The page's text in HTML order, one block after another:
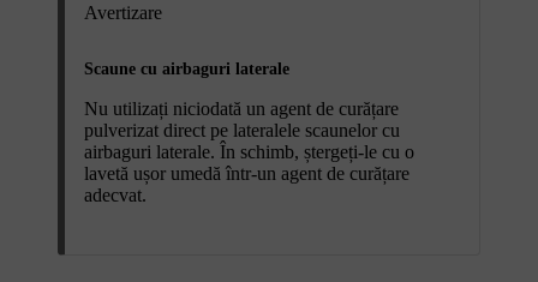
Avertizare
Scaune cu airbaguri laterale
Nu utilizați niciodată un agent de curățare
pulverizat direct pe lateralele scaunelor cu
airbaguri laterale. În schimb, ștergeți-le cu o
lavetă ușor umedă într-un agent de curățare
adecvat.